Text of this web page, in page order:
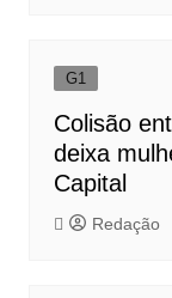
G1
Colisão
deixa
Capital
Redação